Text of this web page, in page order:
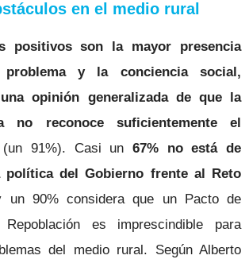
en el medio rural
positivos son la mayor presencia
problema y la conciencia social,
opinión generalizada de que la
no reconoce suficientemente el
(un 91%). Casi un67% no está de
política del Gobierno frente al Reto
un 90% considera que un Pacto de
es imprescindible para
del medio rural. Según Alberto